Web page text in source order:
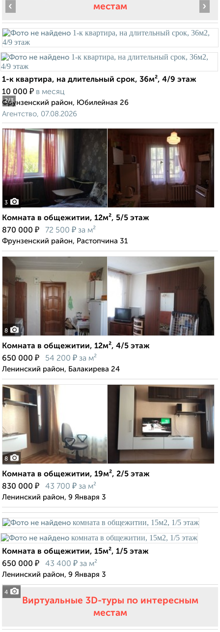
местам
2/3
‹ ›
1-к квартира, на длительный срок, 36м², 4/9 этаж
10 000 ₽ в месяц
Фрунзенский район, Юбилейная 26
Агентство, 07.08.2026
3
Комната в общежитии, 12м², 5/5 этаж
870 000 ₽ 72 500 ₽ за м²
Фрунзенский район, Растопчина 31
8
Комната в общежитии, 12м², 4/5 этаж
650 000 ₽ 54 200 ₽ за м²
Ленинский район, Балакирева 24
8
Комната в общежитии, 19м², 2/5 этаж
830 000 ₽ 43 700 ₽ за м²
Ленинский район, 9 Января 3
4
Комната в общежитии, 15м², 1/5 этаж
650 000 ₽ 43 400 ₽ за м²
Ленинский район, 9 Января 3
Виртуальные 3D-туры по интересным
местам